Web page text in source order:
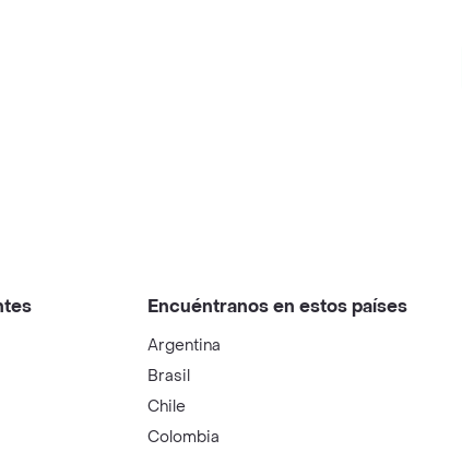
Encuéntranos en estos países
Argentina
Brasil
Chile
Colombia